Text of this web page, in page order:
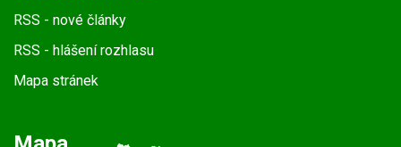
RSS - nové články
RSS - hlášení rozhlasu
Mapa stránek